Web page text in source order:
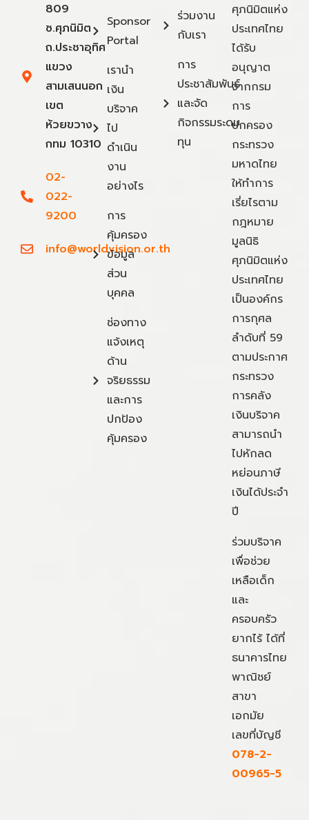
809
ซ.ศุภนิมิต
ถ.ประชาอุทิศ
แขวง
สามเสนนอก
เขต
ห้วยขวาง
กทม 10310
02-
022-
9200
info@worldvision.or.th
Sponsor
Portal
เรานำ
เงิน
บริจาค
ไป
ดำเนิน
งาน
อย่างไร
การ
คุ้มครอง
ข้อมูล
ส่วน
บุคคล
ช่องทาง
แจ้งเหตุ
ด้าน
จริยธรรม
และการ
ปกป้อง
คุ้มครอง
ร่วมงาน
กับเรา
การ
ประชาสัมพันธ์
และจัด
กิจกรรมระดม
ทุน
ศุภนิมิตแห่ง
ประเทศไทย
ได้รับ
อนุญาต
จากกรม
การ
ปกครอง
กระทรวง
มหาดไทย
ให้ทำการ
เรี่ยไรตาม
กฎหมาย
มูลนิธิ
ศุภนิมิตแห่ง
ประเทศไทย
เป็นองค์กร
การกุศล
ลำดับที่ 59
ตามประกาศ
กระทรวง
การคลัง
เงินบริจาค
สามารถนำ
ไปหักลด
หย่อนภาษี
เงินได้ประจำ
ปี
ร่วมบริจาค
เพื่อช่วย
เหลือเด็ก
และ
ครอบครัว
ยากไร้ ได้ที่
ธนาคารไทย
พาณิชย์
สาขา
เอกมัย
เลขที่บัญชี
078-2-
00965-5